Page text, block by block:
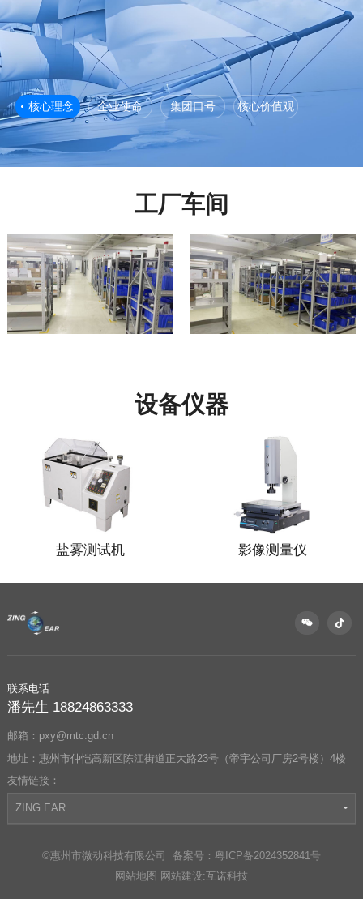
求。
发展：推进环保实践，优化资源使用，致力于长远发展。
值，并为构建未来的绿色生活贡献力量。
核心理念 企业使命 集团口号 核心价值观
工厂车间
设备仪器
盐雾测试机 影像测量仪
联系电话
潘先生 18824863333
邮箱：pxy@mtc.gd.cn
地址：惠州市仲恺高新区陈江街道正大路23号（帝宇公司厂房2号楼）4楼
友情链接：
ZING EAR
©惠州市微动科技有限公司
备案号：粤ICP备2024352841号
网站地图 网站建设:互诺科技